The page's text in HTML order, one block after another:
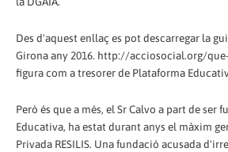
Des d'aquest enllaç es pot descarregar la
Girona any 2016. http://acciosocial.org/
figura com a tresorer de Plataforma
Però és que a més, el Sr Calvo a part de ser
Educativa, ha estat durant anys el màxim
Privada RESILIS. Una fundació acusada